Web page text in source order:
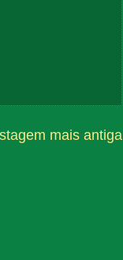
mais antiga